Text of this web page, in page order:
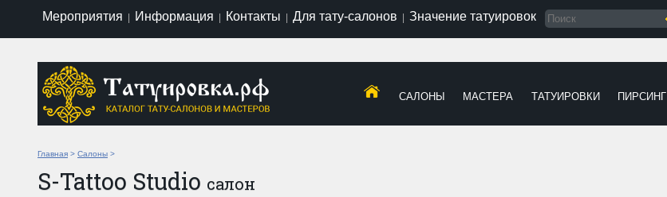
Мероприятия Информация Контакты Для тату-салонов Значение татуировок
САЛОНЫ МАСТЕРА ТАТУИРОВКИ ПИРСИНГ
Главная > Салоны >
S-Tattoo Studio салон